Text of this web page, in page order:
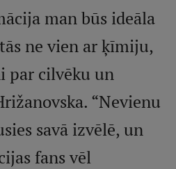
man būs ideāla
ne vien ar ķīmiju,
par cilvēku un
“Nevienu
savā izvēlē, un
fans vēl